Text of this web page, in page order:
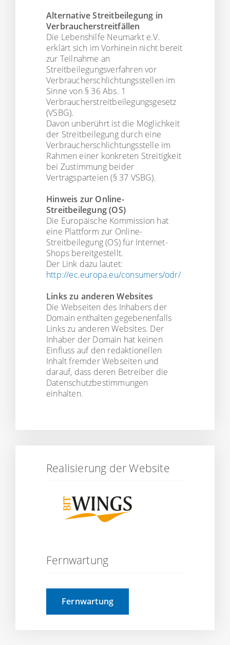
Alternative Streitbeilegung in
Verbraucherstreitfällen
Die Lebenshilfe Neumarkt e.V.
erklärt sich im Vorhinein nicht bereit
zur Teilnahme an
Streitbeilegungsverfahren vor
Verbraucherschlichtungsstellen im
Sinne von § 36 Abs. 1
Verbraucherstreitbeilegungsgesetz
(VSBG).
Davon unberührt ist die Möglichkeit
der Streitbeilegung durch eine
Verbraucherschlichtungsstelle im
Rahmen einer konkreten Streitigkeit
bei Zustimmung beider
Vertragsparteien (§ 37 VSBG).
Hinweis zur Online-
Streitbeilegung (OS)
Die Europäische Kommission hat
eine Plattform zur Online-
Streitbeilegung (OS) für Internet-
Shops bereitgestellt.
Der Link dazu lautet:
http://ec.europa.eu/consumers/odr/
Links zu anderen Websites
Die Webseiten des Inhabers der
Domain enthalten gegebenenfalls
Links zu anderen Websites. Der
Inhaber der Domain hat keinen
Einfluss auf den redaktionellen
Inhalt fremder Webseiten und
darauf, dass deren Betreiber die
Datenschutzbestimmungen
einhalten.
Realisierung der Website
Fernwartung
Fernwartung